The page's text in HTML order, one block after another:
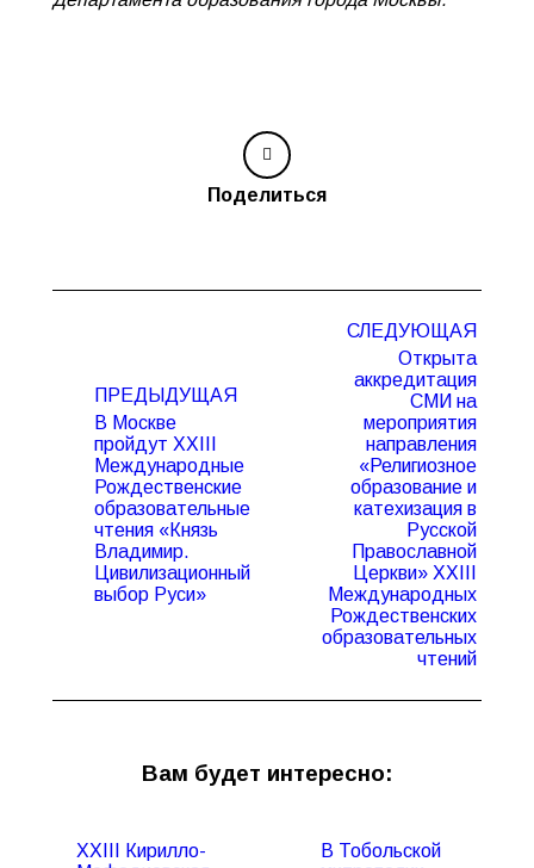
Поделиться
ПРЕДЫДУЩАЯ
Предыдущая
запись:
В Москве
пройдут XXIII
Международные
Рождественские
образовательные
чтения «Князь
Владимир.
Цивилизационный
выбор Руси»
СЛЕДУЮЩАЯ
Следующая
Открыта
аккредитация
СМИ на
мероприятия
направления
«Религиозное
образование и
катехизация в
Русской
Православной
Церкви» ХХIII
Международных
Рождественских
образовательных
чтений
Вам будет интересно:
XXIII Кирилло-
В Тобольской